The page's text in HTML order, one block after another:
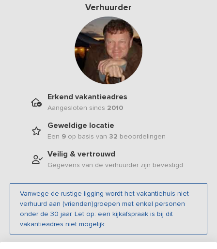
Verhuurder
Erkend vakantieadres
Aangesloten sinds 2010
Geweldige locatie
Een 9 op basis van 32 beoordelingen
Veilig & vertrouwd
Gegevens van de verhuurder zijn bevestigd
Vanwege de rustige ligging wordt het vakantiehuis niet
verhuurd aan (vrienden)groepen met enkel personen
onder de 30 jaar. Let op: een kijkafspraak is bij dit
vakantieadres niet mogelijk.